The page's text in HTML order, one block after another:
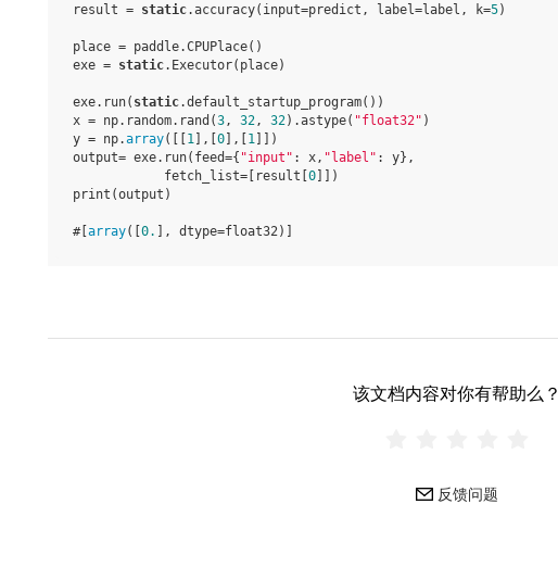
result = static.accuracy( input=predict , label=label , k=5)
place = paddle.CPUPlace()
exe = static. Executor( place)
exe. run( static.default_startup_program())
x = np. random. rand (3, 32, 32) .astype( "float32" )
y = np.array([[ 1 ],[ 0 ],[ 1 ]])
output= exe. run( feed={ "input" : x, "label" : y},
fetch_list= result 0 ]])
print (output )
#[ array([ 0. ], dtype=float32)]
该文档内容对你有帮助么？
反馈问题